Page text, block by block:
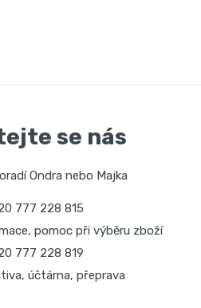
se nás
Ondra nebo Majka
777 228 815
pomoc při výběru zboží
777 228 819
účtárna, přeprava